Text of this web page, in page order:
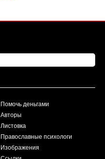
Помочь деньгами
Авторы
Листовка
Православные психологи
Изображения